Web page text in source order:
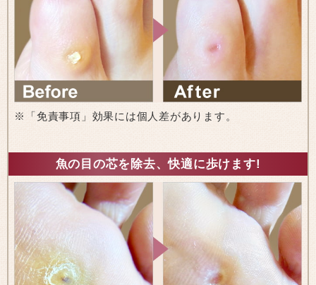
※「免責事項」効果には個人差があります。
魚の目の芯を除去、快適に歩けます!